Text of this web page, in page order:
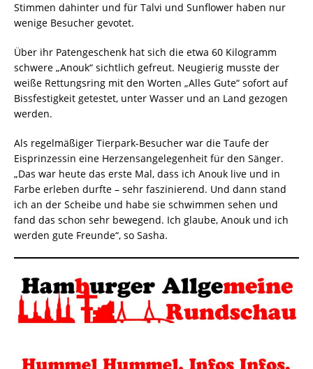
Stimmen dahinter und für Talvi und Sunflower haben nur
wenige Besucher gevotet.
Über ihr Patengeschenk hat sich die etwa 60 Kilogramm
schwere „Anouk“ sichtlich gefreut. Neugierig musste der
weiße Rettungsring mit den Worten „Alles Gute“ sofort auf
Bissfestigkeit getestet, unter Wasser und an Land gezogen
werden.
Als regelmäßiger Tierpark-Besucher war die Taufe der
Eisprinzessin eine Herzensangelegenheit für den Sänger.
„Das war heute das erste Mal, dass ich Anouk live und in
Farbe erleben durfte – sehr faszinierend. Und dann stand
ich an der Scheibe und habe sie schwimmen sehen und
fand das schon sehr bewegend. Ich glaube, Anouk und ich
werden gute Freunde“, so Sasha.